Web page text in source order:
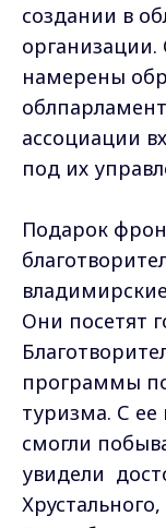
создании в
намерены
ассоциации
под их
Подарок
Они посетят
программы
туризма. С
смогли
увидели